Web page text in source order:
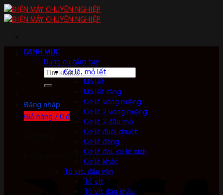
Skip
to
Tìm
kiếm:
Đăng nhập
Giỏ hàng /0 ₫
No products in the cart.
DANH MỤC
Dụng cụ cầm tay
Cờ lê, mỏ lết
Mỏ lết
Mỏ lết răng
Cờ lê vòng miệng
Cờ lê 2 vòng miệng
Cờ lê 2 đầu mở
Cờ lê đuôi chuột
Cờ lê đóng
Cờ lê đai, cờ lê xích
Cờ lê khác
Tô vít, đầu vặn
Tô vít
Tô vít đầu khẩu